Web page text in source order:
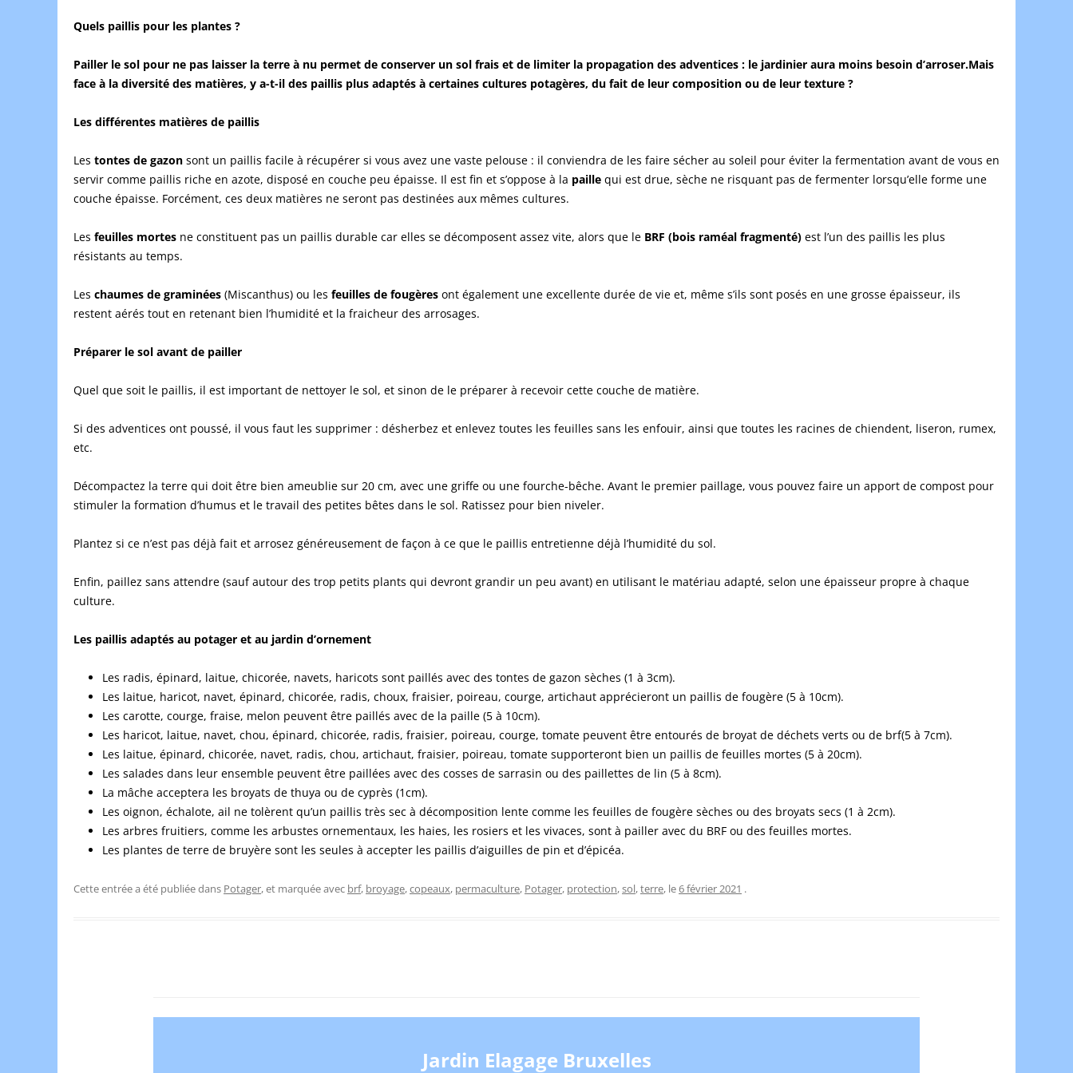
Quels paillis pour les plantes ?
Pailler le sol pour ne pas laisser la terre à nu permet de conserver un sol frais et de limiter la propagation des adventices : le jardinier aura moins besoin d’arroser.Mais
face à la diversité des matières, y a-t-il des paillis plus adaptés à certaines cultures potagères, du fait de leur composition ou de leur texture ?
Les différentes matières de paillis
Les tontes de gazon sont un paillis facile à récupérer si vous avez une vaste pelouse : il conviendra de les faire sécher au soleil pour éviter la fermentation avant de vous en
servir comme paillis riche en azote, disposé en couche peu épaisse. Il est fin et s’oppose à la paille qui est drue, sèche ne risquant pas de fermenter lorsqu’elle forme une
couche épaisse. Forcément, ces deux matières ne seront pas destinées aux mêmes cultures.
Les feuilles mortes ne constituent pas un paillis durable car elles se décomposent assez vite, alors que le BRF (bois raméal fragmenté) est l’un des paillis les plus
résistants au temps.
Les chaumes de graminées (Miscanthus) ou les feuilles de fougères ont également une excellente durée de vie et, même s’ils sont posés en une grosse épaisseur, ils
restent aérés tout en retenant bien l’humidité et la fraicheur des arrosages.
Préparer le sol avant de pailler
Quel que soit le paillis, il est important de nettoyer le sol, et sinon de le préparer à recevoir cette couche de matière.
Si des adventices ont poussé, il vous faut les supprimer : désherbez et enlevez toutes les feuilles sans les enfouir, ainsi que toutes les racines de chiendent, liseron, rumex,
etc.
Décompactez la terre qui doit être bien ameublie sur 20 cm, avec une griffe ou une fourche-bêche. Avant le premier paillage, vous pouvez faire un apport de compost pour
stimuler la formation d’humus et le travail des petites bêtes dans le sol. Ratissez pour bien niveler.
Plantez si ce n’est pas déjà fait et arrosez généreusement de façon à ce que le paillis entretienne déjà l’humidité du sol.
Enfin, paillez sans attendre (sauf autour des trop petits plants qui devront grandir un peu avant) en utilisant le matériau adapté, selon une épaisseur propre à chaque
culture.
Les paillis adaptés au potager et au jardin d’ornement
Les radis, épinard, laitue, chicorée, navets, haricots sont paillés avec des tontes de gazon sèches (1 à 3cm).
Les laitue, haricot, navet, épinard, chicorée, radis, choux, fraisier, poireau, courge, artichaut apprécieront un paillis de fougère (5 à 10cm).
Les carotte, courge, fraise, melon peuvent être paillés avec de la paille (5 à 10cm).
Les haricot, laitue, navet, chou, épinard, chicorée, radis, fraisier, poireau, courge, tomate peuvent être entourés de broyat de déchets verts ou de brf(5 à 7cm).
Les laitue, épinard, chicorée, navet, radis, chou, artichaut, fraisier, poireau, tomate supporteront bien un paillis de feuilles mortes (5 à 20cm).
Les salades dans leur ensemble peuvent être paillées avec des cosses de sarrasin ou des paillettes de lin (5 à 8cm).
La mâche acceptera les broyats de thuya ou de cyprès (1cm).
Les oignon, échalote, ail ne tolèrent qu’un paillis très sec à décomposition lente comme les feuilles de fougère sèches ou des broyats secs (1 à 2cm).
Les arbres fruitiers, comme les arbustes ornementaux, les haies, les rosiers et les vivaces, sont à pailler avec du BRF ou des feuilles mortes.
Les plantes de terre de bruyère sont les seules à accepter les paillis d’aiguilles de pin et d’épicéa.
Cette entrée a été publiée dans Potager, et marquée avec brf, broyage,copeaux, permaculture, Potager, protection,sol,terre, le6 février 2021 .
Jardin Elagage Bruxelles